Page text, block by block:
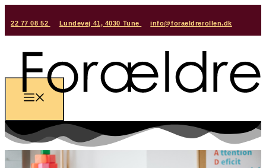
22 77 08 52 Lundevej 41, 4030 Tune info@foraeldrerollen.dk